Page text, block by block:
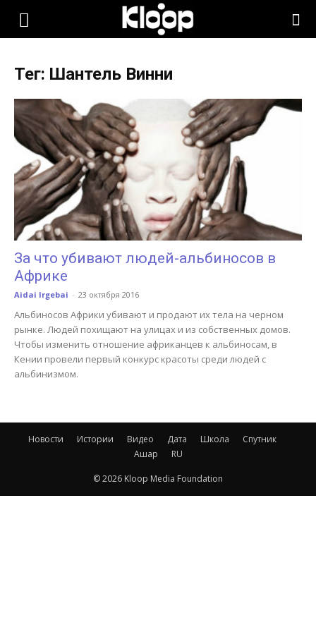
KLOOP.KG
Новости
Кыргызстана
Тег: Шантель Винни
За что убивают людей-альбиносов в
Африке
Aidai Irgebai - 23 октября 2016
Альбиносов Африки убивают и продают их тела на черном
рынке. Людей похищают на улицах и из собственных домов.
Чтобы изменить отношение африканцев к альбиносам, в
Кении провели первый конкурс красоты среди людей с
альбинизмом.
Новости Истории Видео Дата Школа
Спутник
Ашар
RU
© 2026 Kloop Media Foundation